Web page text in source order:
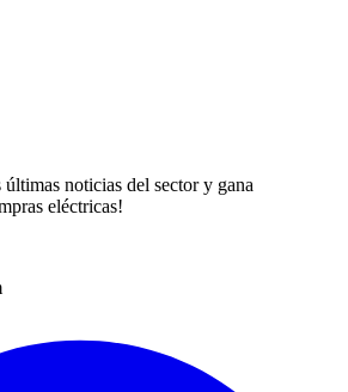
últimas noticias del sector y gana
eléctricas!